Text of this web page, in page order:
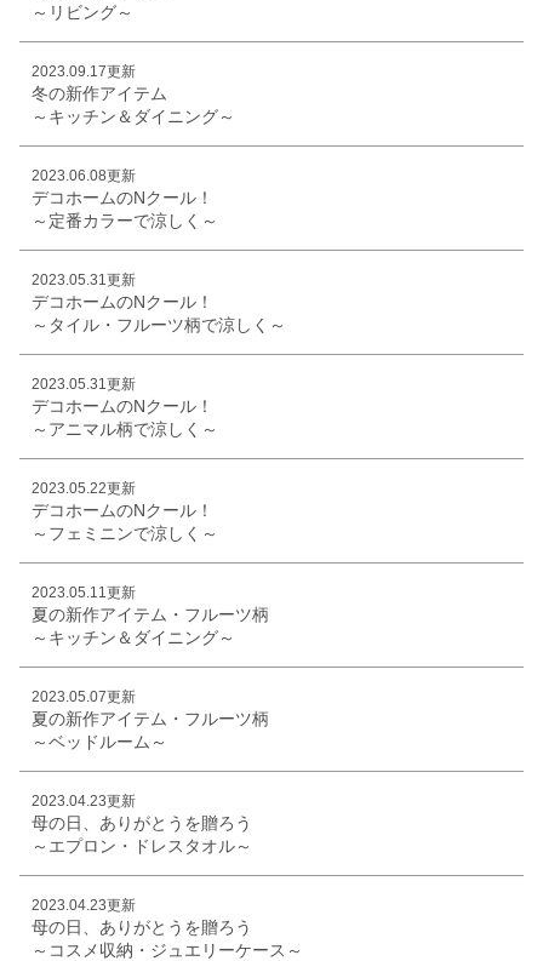
～リビング～
2023.09.17更新
冬の新作アイテム
～キッチン＆ダイニング～
2023.06.08更新
デコホームのNクール！
～定番カラーで涼しく～
2023.05.31更新
デコホームのNクール！
～タイル・フルーツ柄で涼しく～
2023.05.31更新
デコホームのNクール！
～アニマル柄で涼しく～
2023.05.22更新
デコホームのNクール！
～フェミニンで涼しく～
2023.05.11更新
夏の新作アイテム・フルーツ柄
～キッチン＆ダイニング～
2023.05.07更新
夏の新作アイテム・フルーツ柄
～ベッドルーム～
2023.04.23更新
母の日、ありがとうを贈ろう
～エプロン・ドレスタオル～
2023.04.23更新
母の日、ありがとうを贈ろう
～コスメ収納・ジュエリーケース～